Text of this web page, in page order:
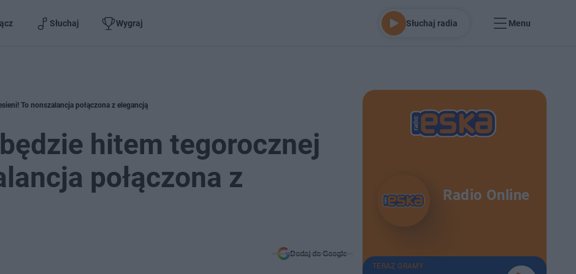
Słuchaj Wygraj Słuchaj radia Menu
To nonszalancja połączona z elegancją
hitem tegorocznej
połączona z
Dodaj do Google
Radio Online
TERAZ GRAMY